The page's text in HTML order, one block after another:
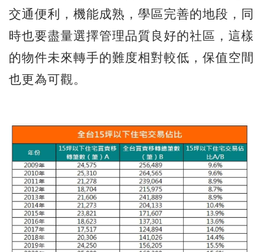
交通便利，機能成熟，學區完善的地段，同
時也要盡量選擇管理品質良好的社區，這樣
的物件未來轉手的難度相對較低，保值空間
也更為可觀。